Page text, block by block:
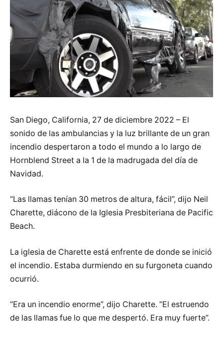
San Diego, California, 27 de diciembre 2022 – El
sonido de las ambulancias y la luz brillante de un gran
incendio despertaron a todo el mundo a lo largo de
Hornblend Street a la 1 de la madrugada del día de
Navidad.
“Las llamas tenían 30 metros de altura, fácil”, dijo Neil
Charette, diácono de la Iglesia Presbiteriana de Pacific
Beach.
La iglesia de Charette está enfrente de donde se inició
el incendio. Estaba durmiendo en su furgoneta cuando
ocurrió.
“Era un incendio enorme”, dijo Charette. “El estruendo
de las llamas fue lo que me despertó. Era muy fuerte”.